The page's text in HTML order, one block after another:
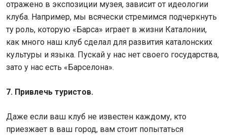
отражено в экспозиции музея, зависит от идеологии
клуба. Например, мы всячески стремимся подчеркнуть
ту роль, которую «Барса» играет в жизни Каталонии,
как много наш клуб сделал для развития каталонских
культуры и языка. Пускай у нас нет своего государства,
зато у нас есть «Барселона».
7. Привлечь туристов.
Даже если ваш клуб не известен каждому, кто
приезжает в ваш город, вам стоит попытаться